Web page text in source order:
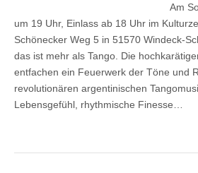
Am
um 19 Uhr, Einlass ab 18 Uhr im
Schönecker Weg 5 in 51570 Windeck-
das ist mehr als Tango. Die
entfachen ein Feuerwerk der Töne und
revolutionären argentinischen
Lebensgefühl, rhythmische Finesse…